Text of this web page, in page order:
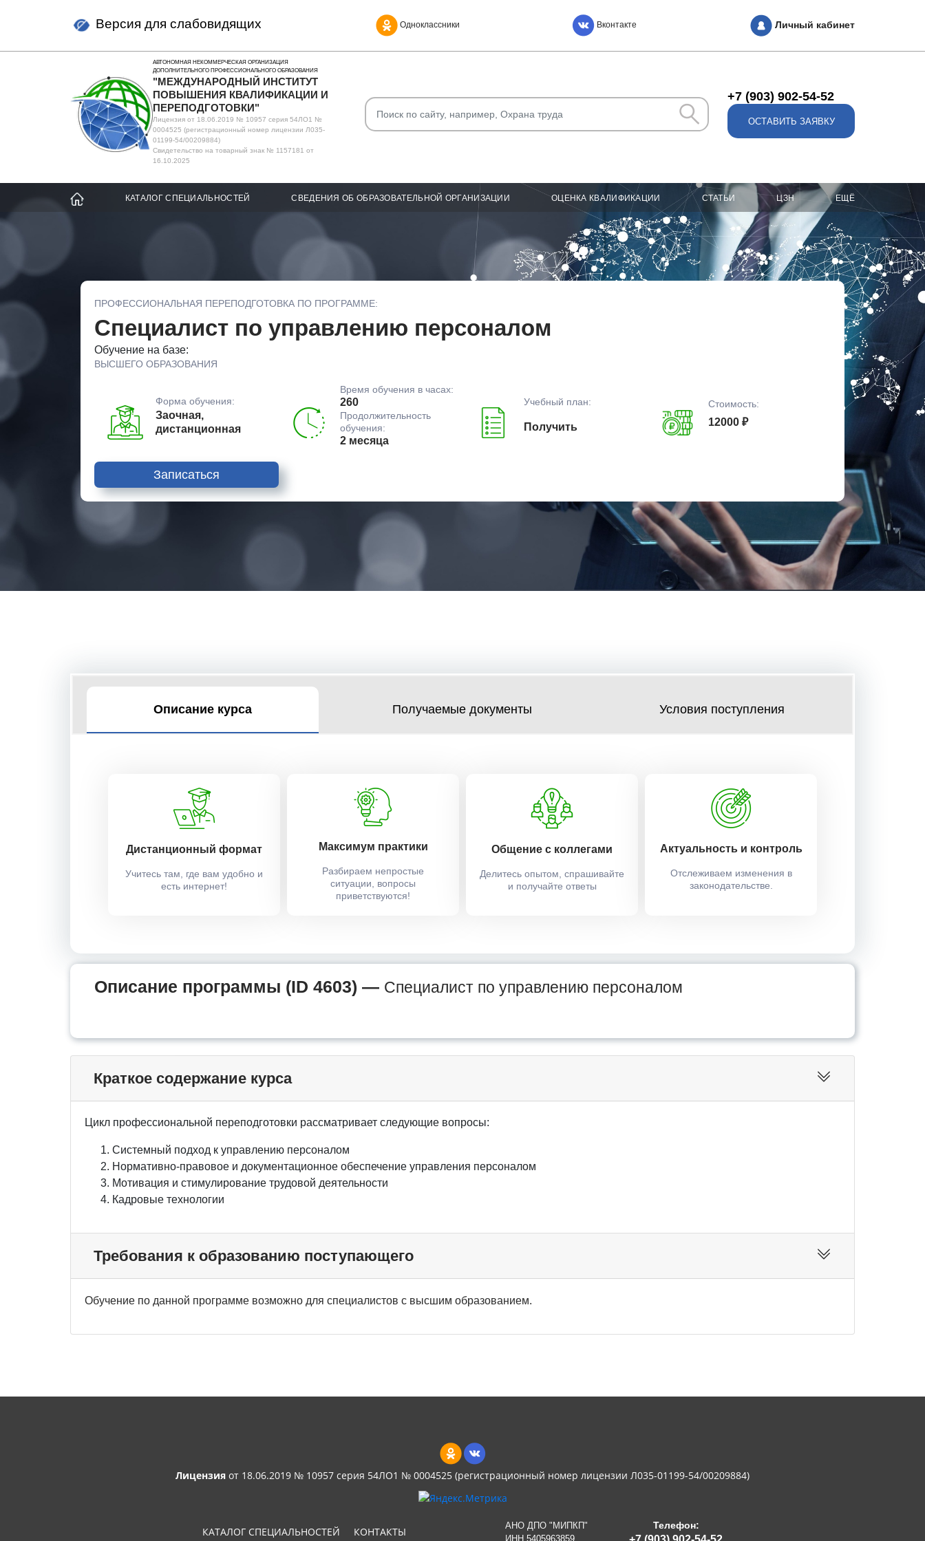
Версия для слабовидящих Одноклассники Вконтакте Личный кабинет
АВТОНОМНАЯ НЕКОММЕРЧЕСКАЯ ОРГАНИЗАЦИЯ
ДОПОЛНИТЕЛЬНОГО ПРОФЕССИОНАЛЬНОГО ОБРАЗОВАНИЯ
"МЕЖДУНАРОДНЫЙ ИНСТИТУТ
ПОВЫШЕНИЯ КВАЛИФИКАЦИИ И
ПЕРЕПОДГОТОВКИ"
Лицензия от 18.06.2019 № 10957 серия 54ЛО1 №
0004525 (регистрационный номер лицензии Л035-
01199-54/00209884)
Свидетельство на товарный знак № 1157181 от
16.10.2025
+7 (903) 902-54-52
ОСТАВИТЬ ЗАЯВКУ
КАТАЛОГ СПЕЦИАЛЬНОСТЕЙ СВЕДЕНИЯ ОБ ОБРАЗОВАТЕЛЬНОЙ ОРГАНИЗАЦИИ ОЦЕНКА КВАЛИФИКАЦИИ СТАТЬИ ЦЗН ЕЩЁ
ПРОФЕССИОНАЛЬНАЯ ПЕРЕПОДГОТОВКА ПО ПРОГРАММЕ:
Специалист по управлению персоналом
Обучение на базе:
ВЫСШЕГО ОБРАЗОВАНИЯ
Форма обучения:
Заочная,
дистанционная
Время обучения в часах:
260
Продолжительность
обучения:
2 месяца
Учебный план:
Получить
Стоимость:
12000 ₽
Записаться
Описание курса Получаемые документы Условия поступления
Дистанционный формат
Учитесь там, где вам удобно и
есть интернет!
Максимум практики
Разбираем непростые
ситуации, вопросы
приветствуются!
Общение с коллегами
Делитесь опытом, спрашивайте
и получайте ответы
Актуальность и контроль
Отслеживаем изменения в
законодательстве.
Описание программы (ID 4603) — Специалист по управлению персоналом
Краткое содержание курса
Цикл профессиональной переподготовки рассматривает следующие вопросы:
Системный подход к управлению персоналом
Нормативно-правовое и документационное обеспечение управления персоналом
Мотивация и стимулирование трудовой деятельности
Кадровые технологии
Требования к образованию поступающего
Обучение по данной программе возможно для специалистов с высшим образованием.
Лицензия от 18.06.2019 № 10957 серия 54ЛО1 № 0004525 (регистрационный номер лицензии Л035-01199-54/00209884)
КАТАЛОГ СПЕЦИАЛЬНОСТЕЙ КОНТАКТЫ
АНО ДПО "МИПКП"
ИНН 5405963859
Телефон: